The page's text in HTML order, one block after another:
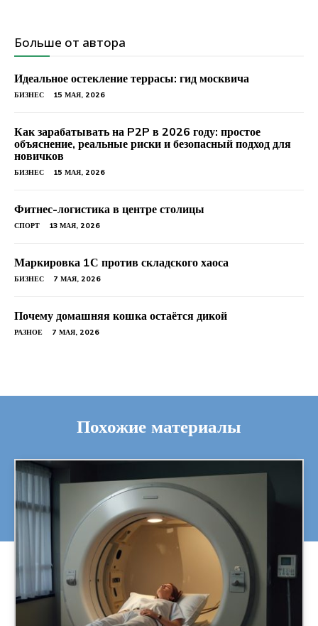
Больше от автора
Идеальное остекление террасы: гид москвича
БИЗНЕС 15 МАЯ, 2026
Как зарабатывать на P2P в 2026 году: простое
объяснение, реальные риски и безопасный подход для
новичков
БИЗНЕС 15 МАЯ, 2026
Фитнес-логистика в центре столицы
СПОРТ 13 МАЯ, 2026
Маркировка 1С против складского хаоса
БИЗНЕС 7 МАЯ, 2026
Почему домашняя кошка остаётся дикой
РАЗНОЕ 7 МАЯ, 2026
Похожие материалы